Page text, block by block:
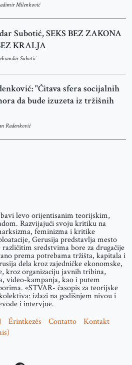
Milenković
Subotić, SEKS BEZ ZAKONA
KRALJA
Subotić
"Čitava sfera socijalnih
da bude izuzeta iz tržišnih
Radenković
levo orijentisanim teorijskim,
Razvijajući svoju kritiku na
feminizma i kritike
Gerusija predstavlja mesto
sredstvima bore za drugačije
prema potrebama tržišta, kapitala i
dela kroz zajedničke ekonomske,
kroz organizaciju javnih tribina,
video-kampanja, kao i putem
«STVAR- časopis za teorijske
izlazi na godišnjem nivou i
i intervjue.
Érintkezés Contatto
Kontakt